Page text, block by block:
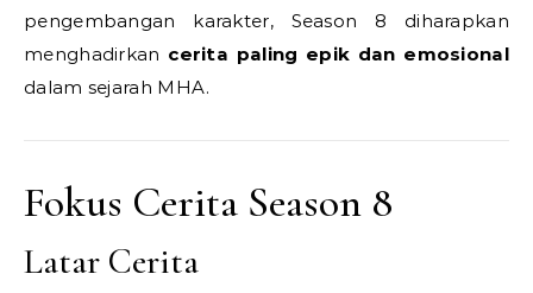
pengembangan karakter, Season 8 diharapkan
menghadirkan cerita paling epik dan emosional
dalam sejarah MHA.
Fokus Cerita Season 8
Latar Cerita